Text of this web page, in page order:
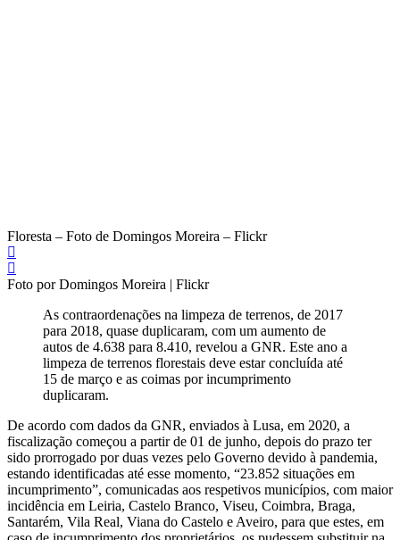
Floresta – Foto de Domingos Moreira – Flickr
Foto por Domingos Moreira | Flickr
As contraordenações na limpeza de terrenos, de 2017
para 2018, quase duplicaram, com um aumento de
autos de 4.638 para 8.410, revelou a GNR. Este ano a
limpeza de terrenos florestais deve estar concluída até
15 de março e as coimas por incumprimento
duplicaram.
De acordo com dados da GNR, enviados à Lusa, em 2020, a
fiscalização começou a partir de 01 de junho, depois do prazo ter
sido prorrogado por duas vezes pelo Governo devido à pandemia,
estando identificadas até esse momento, “23.852 situações em
incumprimento”, comunicadas aos respetivos municípios, com maior
incidência em Leiria, Castelo Branco, Viseu, Coimbra, Braga,
Santarém, Vila Real, Viana do Castelo e Aveiro, para que estes, em